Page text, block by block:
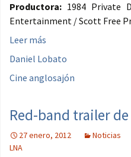
Productora: 1984 Private
Entertainment / Scott Free
Leer más
Daniel Lobato
Cine anglosajón
Red-band trailer de
27 enero, 2012 Noticias
LNA